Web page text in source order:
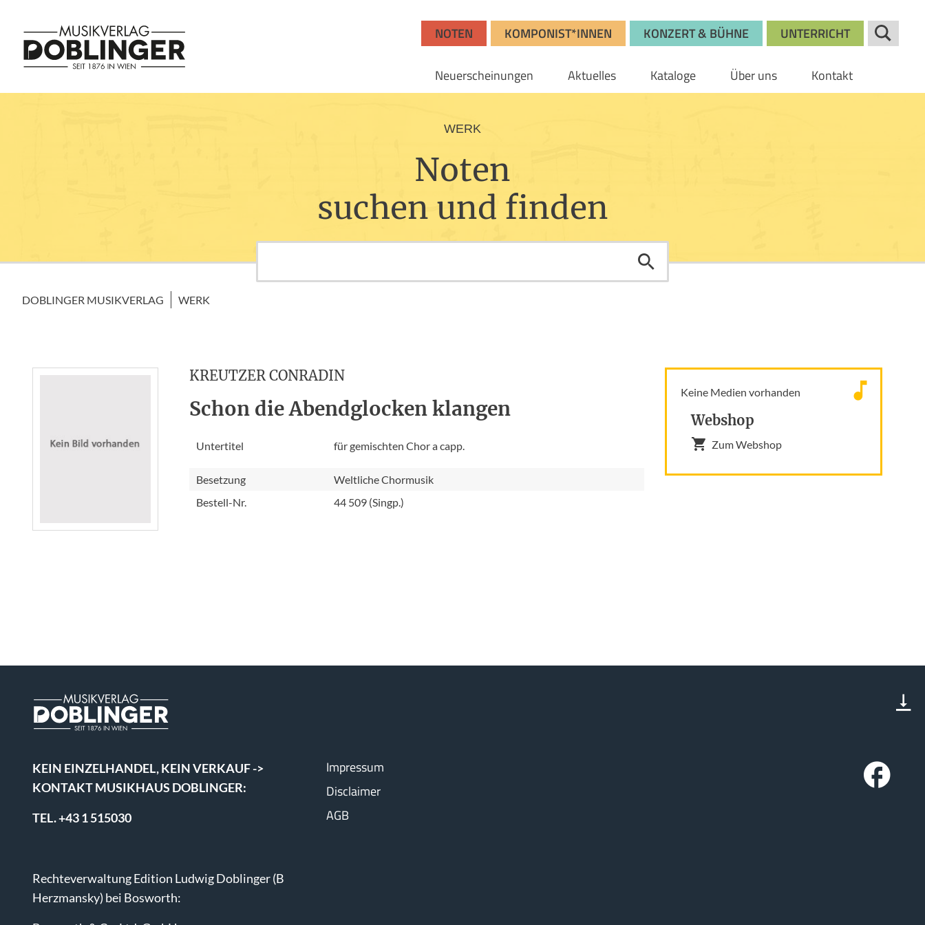
NOTEN KOMPONIST*INNEN KONZERT & BÜHNE UNTERRICHT
Neuerscheinungen Aktuelles Kataloge Über uns Kontakt
WERK
Noten
suchen und finden
DOBLINGER MUSIKVERLAG WERK
KREUTZER CONRADIN
Schon die Abendglocken klangen
Untertitel für gemischten Chor a capp.
Besetzung
Weltliche Chormusik
Bestell-Nr.
44 509 (Singp.)
Keine Medien vorhanden
Webshop
Zum Webshop
KEIN EINZELHANDEL, KEIN VERKAUF ->
KONTAKT MUSIKHAUS DOBLINGER:
TEL. +43 1 515030
Rechteverwaltung Edition Ludwig Doblinger (B
Herzmansky) bei Bosworth:
Impressum
Disclaimer
AGB